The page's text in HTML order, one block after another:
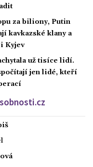
za biliony, Putin
kavkazské klany a
Kyjev
už tisíce lidí.
jen lidé, kteří